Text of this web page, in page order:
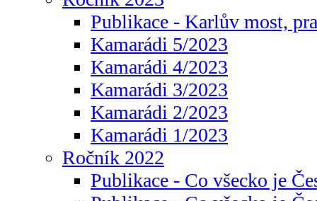
Publikace - Karlův most,
Kamarádi 5/2023
Kamarádi 4/2023
Kamarádi 3/2023
Kamarádi 2/2023
Kamarádi 1/2023
Ročník 2022
Publikace - Co všecko je